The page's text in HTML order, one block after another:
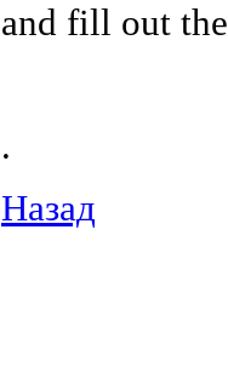
and fill out the
.
Назад